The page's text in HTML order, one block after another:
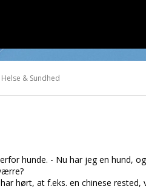
& Sundhed
hunde. - Nu har jeg en hund,
hørt, at f.eks. en chinese